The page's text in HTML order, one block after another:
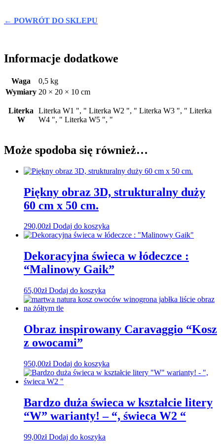
← POWRÓT DO SKLEPU
Informacje dodatkowe
Waga
0,5 kg
Wymiary 20 × 20 × 10 cm
Literka
W
Literka W1 ", " Literka W2 ", " Literka W3 ", " Literka
W4 ", " Literka W5 ", "
Może spodoba się również…
Piękny obraz 3D, strukturalny duży
60 cm x 50 cm.
290,00zł Dodaj do koszyka
Dekoracyjna świeca w łódeczce :
“Malinowy Gaik”
65,00zł Dodaj do koszyka
Obraz inspirowany Caravaggio “Kosz
z owocami”
950,00zł Dodaj do koszyka
Bardzo duża świeca w kształcie litery
“W” warianty! – “, świeca W2 “
99,00zł Dodaj do koszyka